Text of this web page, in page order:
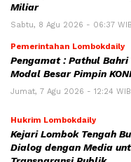
Miliar
Sabtu, 8 Agu 2026 - 06:37 WIB
Pemerintahan Lombokdaily
Pengamat : Pathul Bahri
Modal Besar Pimpin
Jumat, 7 Agu 2026 - 12:24 WIB
Hukrim Lombokdaily
Kejari Lombok Tengah
Dialog dengan Media